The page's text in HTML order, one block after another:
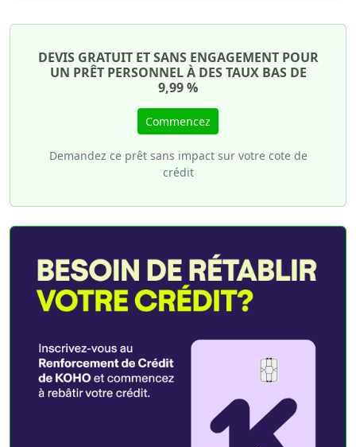
DEVIS GRATUIT ET SANS ENGAGEMENT POUR
UN PRÊT PERSONNEL À DES TAUX BAS DE
9,99 %
Commencez
Demandez ce prêt sans impact sur votre cote de
crédit